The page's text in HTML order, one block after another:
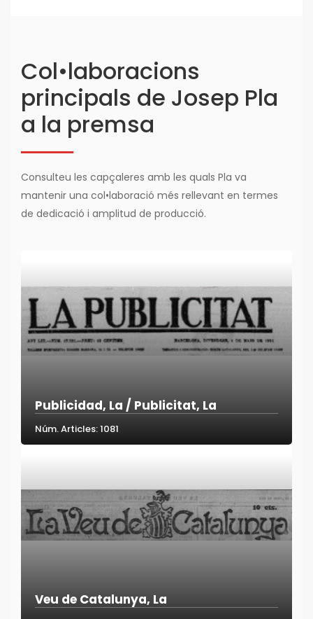
Col•laboracions
principals de Josep Pla
a la premsa
Consulteu les capçaleres amb les quals Pla va
mantenir una col•laboració més rellevant en termes
de dedicació i amplitud de producció.
Publicidad, La / Publicitat, La
Núm. Articles: 1081
Veu de Catalunya, La